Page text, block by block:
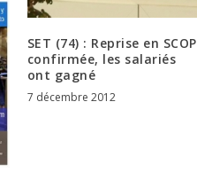
SET (74) : Reprise en SCOP
confirmée, les salariés
ont gagné
7 décembre 2012